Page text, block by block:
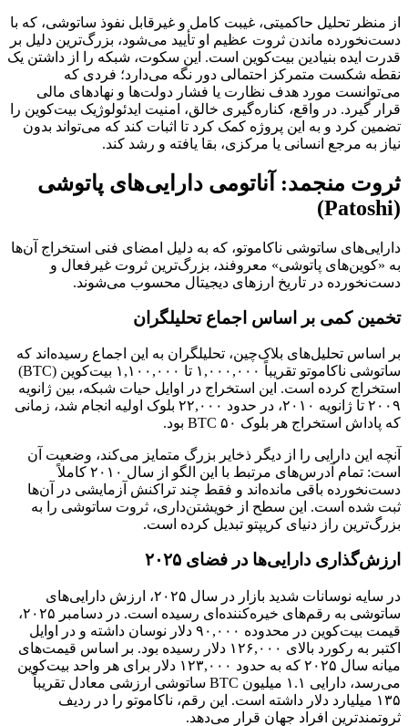
از منظر تحلیل حاکمیتی، غیبت کامل و غیرقابل نفوذ ساتوشی، که با
دست‌نخورده ماندن ثروت عظیم او تأیید می‌شود، بزرگ‌ترین دلیل بر
قدرت ایده بنیادین بیت‌کوین است. این سکوت، شبکه را از داشتن یک
نقطه شکست متمرکز احتمالی دور نگه می‌دارد؛ فردی که
می‌توانست مورد هدف نظارت یا فشار دولت‌ها و نهادهای مالی
قرار گیرد. در واقع، کناره‌گیری خالق، امنیت ایدئولوژیک بیت‌کوین را
تضمین کرد و به این پروژه کمک کرد تا اثبات کند که می‌تواند بدون
نیاز به مرجع انسانی یا مرکزی، بقا یافته و رشد کند.
ثروت منجمد: آناتومی دارایی‌های پاتوشی
(Patoshi)
دارایی‌های ساتوشی ناکاموتو، که به دلیل امضای فنی استخراج آن‌ها
به «کوین‌های پاتوشی» معروفند، بزرگ‌ترین ثروت غیرفعال و
دست‌نخورده در تاریخ ارزهای دیجیتال محسوب می‌شوند.
تخمین کمی بر اساس اجماع تحلیلگران
بر اساس تحلیل‌های بلاک‌چین، تحلیلگران به این اجماع رسیده‌اند که
ساتوشی ناکاموتو تقریباً ۱,۰۰۰,۰۰۰ تا ۱,۱۰۰,۰۰۰ بیت‌کوین (BTC)
استخراج کرده است. این استخراج در اوایل حیات شبکه، بین ژانویه
۲۰۰۹ تا ژانویه ۲۰۱۰، در حدود ۲۲,۰۰۰ بلوک اولیه انجام شد، زمانی
که پاداش استخراج هر بلوک ۵۰ BTC بود.
آنچه این دارایی را از دیگر ذخایر بزرگ متمایز می‌کند، وضعیت آن
است: تمام آدرس‌های مرتبط با این الگو از سال ۲۰۱۰ کاملاً
دست‌نخورده باقی مانده‌اند و فقط چند تراکنش آزمایشی در آن‌ها
ثبت شده است. این سطح از خویشتن‌داری، ثروت ساتوشی را به
بزرگ‌ترین راز دنیای کریپتو تبدیل کرده است.
ارزش‌گذاری دارایی‌ها در فضای ۲۰۲۵
در سایه نوسانات شدید بازار در سال ۲۰۲۵، ارزش دارایی‌های
ساتوشی به رقم‌های خیره‌کننده‌ای رسیده است. در دسامبر ۲۰۲۵،
قیمت بیت‌کوین در محدوده ۹۰,۰۰۰ دلار نوسان داشته و در اوایل
اکتبر به رکورد بالای ۱۲۶,۰۰۰ دلار رسیده بود. بر اساس قیمت‌های
میانه سال ۲۰۲۵ که به حدود ۱۲۳,۰۰۰ دلار برای هر واحد بیت‌کوین
می‌رسد، دارایی ۱.۱ میلیون BTC ساتوشی ارزشی معادل تقریباً
۱۳۵ میلیارد دلار داشته است. این رقم، ناکاموتو را در ردیف
ثروتمندترین افراد جهان قرار می‌دهد.